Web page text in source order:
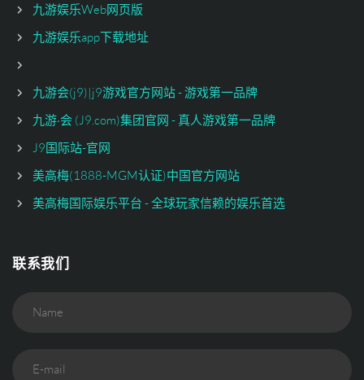
九游娱乐Web网页版
九游娱乐app下载地址
九游会(j9)|j9游戏官方网站 - 游戏第一品牌
九游·会 (J9.com)集团官网 - 真人游戏第一品牌
J9国际站-官网
美高梅(1888-MGM认证)中国官方网站
美高梅国际娱乐平台 - 全球玩家信赖的娱乐首选
联系我们
Name
E-mail